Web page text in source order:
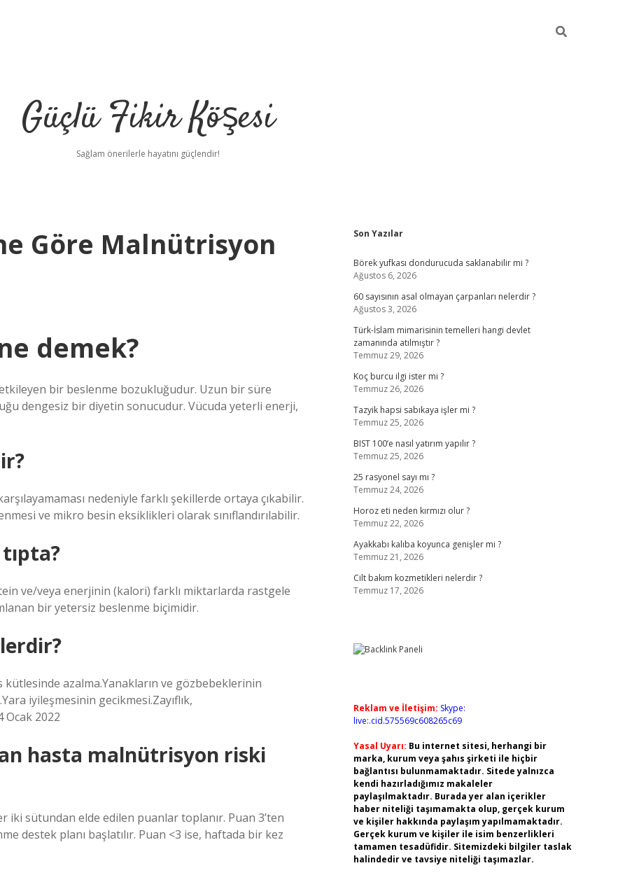
Güçlü Fikir Köşesi
Sağlam önerilerle hayatını güçlendir!
Göre Malnütrisyon
demek?
bir beslenme bozukluğudur. Uzun bir süre
dengesiz bir diyetin sonucudur. Vücuda yeterli enerji,
nedeniyle farklı şekillerde ortaya çıkabilir.
ve mikro besin eksiklikleri olarak sınıflandırılabilir.
ve/veya enerjinin (kalori) farklı miktarlarda rastgele
bir yetersiz beslenme biçimidir.
azalma.Yanakların ve gözbebeklerinin
iyileşmesinin gecikmesi.Zayıflık,
2022
hasta malnütrisyon riski
sütundan elde edilen puanlar toplanır. Puan 3’ten
destek planı başlatılır. Puan <3 ise, haftada bir kez
Sidebar
Son Yazılar
Börek yufkası dondurucuda saklanabilir mi ?
Ağustos 6, 2026
60 sayısının asal olmayan çarpanları nelerdir ?
Ağustos 3, 2026
Türk-İslam mimarisinin temelleri hangi devlet
zamanında atılmıştır ?
Temmuz 29, 2026
Koç burcu ilgi ister mi ?
Temmuz 26, 2026
Tazyik hapsi sabıkaya işler mi ?
Temmuz 25, 2026
BIST 100’e nasıl yatırım yapılır ?
Temmuz 25, 2026
25 rasyonel sayı mı ?
Temmuz 24, 2026
Horoz eti neden kırmızı olur ?
Temmuz 22, 2026
Ayakkabı kalıba koyunca genişler mi ?
Temmuz 21, 2026
Cilt bakım kozmetikleri nelerdir ?
Temmuz 17, 2026
Reklam ve İletişim: Skype:
live:.cid.575569c608265c69
Yasal Uyarı: Bu internet sitesi, herhangi bir
marka, kurum veya şahıs şirketi ile hiçbir
bağlantısı bulunmamaktadır. Sitede yalnızca
kendi hazırladığımız makaleler
paylaşılmaktadır. Burada yer alan içerikler
haber niteliği taşımamakta olup, gerçek kurum
ve kişiler hakkında paylaşım yapılmamaktadır.
Gerçek kurum ve kişiler ile isim benzerlikleri
tamamen tesadüfidir. Sitemizdeki bilgiler taslak
halindedir ve tavsiye niteliği taşımazlar.